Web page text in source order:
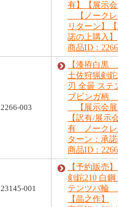
有】【展示
【ノークレ
リターン】
諾の上購入】
商品ID：
2266-003
【漆拵白
土佐狩猟剣
刃 全曇 ス
ブビンガ柄
【展示会
【訳有/展示
有 ノークレ
ターン：承
商品ID：
23145-001
【予約販売
剣鉈210 白
テンツバ
【晶之作】